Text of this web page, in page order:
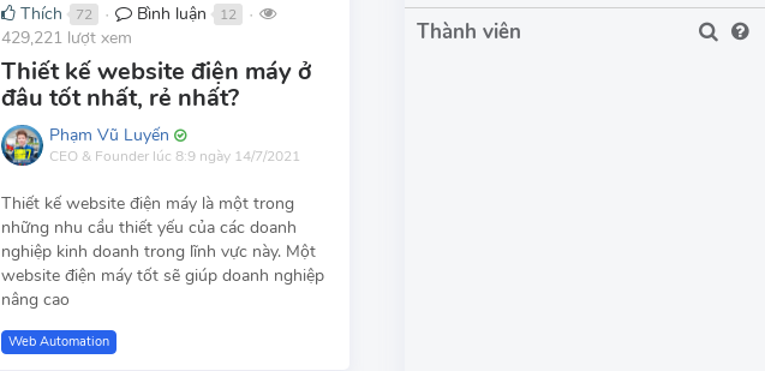
Thích 72 ● Bình luận 12 ●
429,221 lượt xem
Thiết kế website điện máy ở
đâu tốt nhất, rẻ nhất?
Phạm Vũ Luyến
CEO & Founder lúc 8:9 ngày 14/7/2021
Thiết kế website điện máy là một trong
những nhu cầu thiết yếu của các doanh
nghiệp kinh doanh trong lĩnh vực này. Một
website điện máy tốt sẽ giúp doanh nghiệp
nâng cao
Web Automation
Thành viên